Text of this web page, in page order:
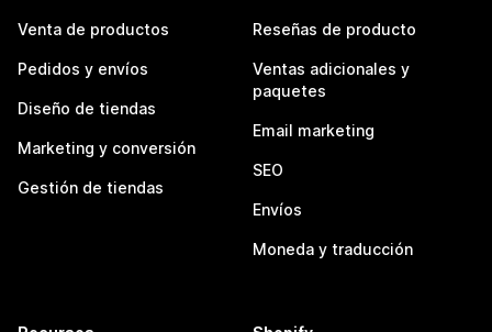
Venta de productos
Pedidos y envíos
Diseño de tiendas
Marketing y conversión
Gestión de tiendas
Reseñas de producto
Ventas adicionales y
paquetes
Email marketing
SEO
Envíos
Moneda y traducción